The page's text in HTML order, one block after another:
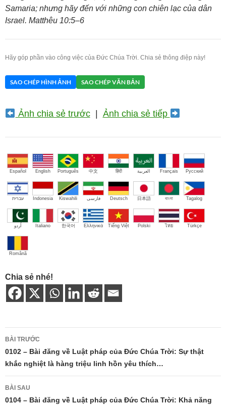
Samaria; nhưng hãy đến với những con chiên lạc của dân
Israel. Matthêu 10:5–6
Hãy góp phần vào công việc của Đức Chúa Trời. Chia sẻ thông điệp này!
SAO CHÉP HÌNH ẢNH SAO CHÉP VĂN BẢN
Ảnh chia sẻ trước| Ảnh chia sẻ tiếp
Español English Português 中文 हिंदी العربية Français Русский
עברית Indonesia Kiswahili فارسی Deutsch 日本語 বাংলা Tagalog
اُردو Italiano 한국어 Ελληνικά Tiếng Việt Polski ไทย Türkçe
Română
Chia sẻ nhé!
Điều
hướng
bài
viết
BÀI TRƯỚC
0102 – Bài đăng về Luật pháp của Đức Chúa Trời: Sự thật
khắc nghiệt là hàng triệu linh hồn yêu thích…
BÀI SAU
0104 – Bài đăng về Luật pháp của Đức Chúa Trời: Khả năng